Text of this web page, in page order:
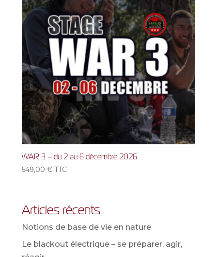
WAR 3 – du 2 au 6 décembre 2026
549,00 € TTC
Articles récents
Notions de base de vie en nature
Le blackout électrique – se préparer, agir,